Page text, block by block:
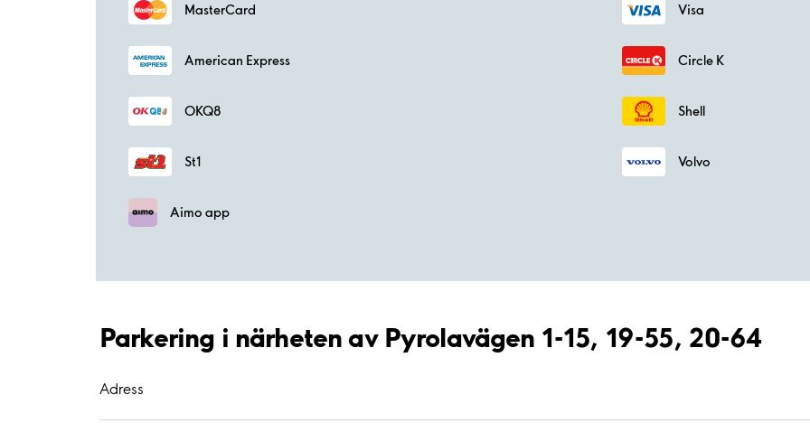
MasterCard Visa
American Express Circle K
OKQ8 Shell
St1 Volvo
Aimo app
Parkering i närheten av Pyrolavägen 1-15, 19-55, 20-64
Adress